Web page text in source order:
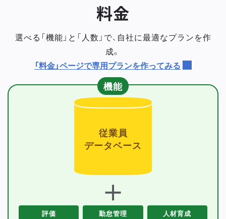
料金
選べる「機能」と「人数」で、自社に最適なプランを作
成。
「料金」ページで専用プランを作ってみる
機能
従業員
データベース
＋
評価 勤怠管理 人材育成